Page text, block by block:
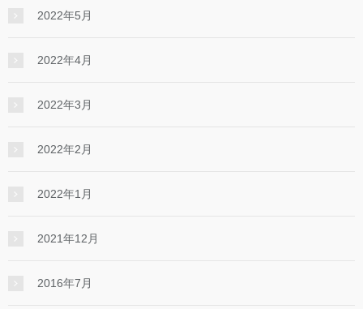
2022年5月
2022年4月
2022年3月
2022年2月
2022年1月
2021年12月
2016年7月